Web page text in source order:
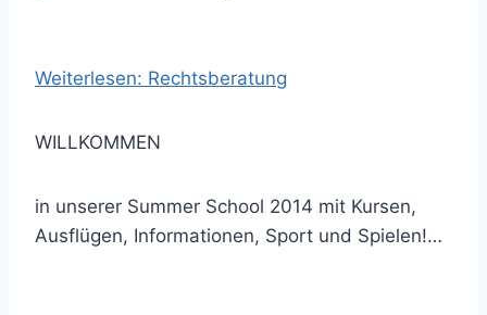
Weiterlesen: Rechtsberatung
WILLKOMMEN
in unserer Summer School 2014 mit Kursen,
Ausflügen, Informationen, Sport und Spielen!…